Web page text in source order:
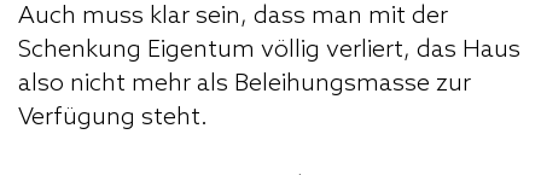
Auch muss klar sein, dass man mit der
Schenkung Eigentum völlig verliert, das Haus
also nicht mehr als Beleihungsmasse zur
Verfügung steht.